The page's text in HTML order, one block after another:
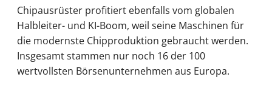
Chipausrüster profitiert ebenfalls vom globalen
Halbleiter- und KI-Boom, weil seine Maschinen für
die modernste Chipproduktion gebraucht werden.
Insgesamt stammen nur noch 16 der 100
wertvollsten Börsenunternehmen aus Europa.